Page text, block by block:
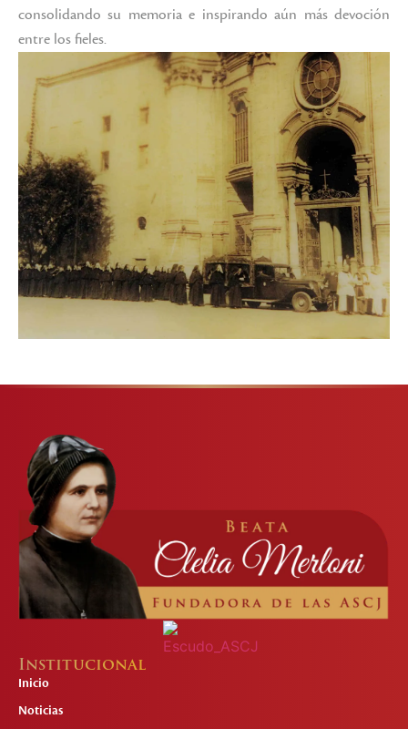
consolidando su memoria e inspirando aún más devoción
entre los fieles.
Institucional
Inicio
Noticias